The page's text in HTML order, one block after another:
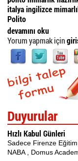
italya ingilizce
Polito
İtalyan Üniversiteleri
devamını oku
Yorum yapmak için
Duyurular
Hızlı Kabul Günleri
Sadece Firenze
NABA , Domus